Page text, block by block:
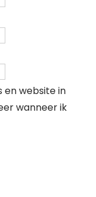
en website in
wanneer ik